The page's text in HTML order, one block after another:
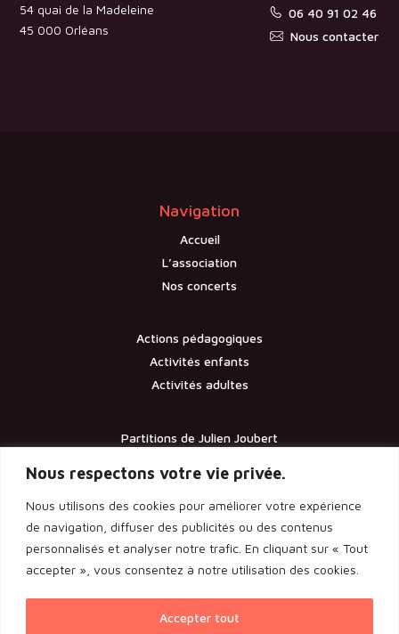
Nous respectons votre vie privée.
Nous utilisons des cookies pour améliorer votre expérience
de navigation, diffuser des publicités ou des contenus
personnalisés et analyser notre trafic. En cliquant sur « Tout
accepter », vous consentez à notre utilisation des cookies.
Accepter tout
54 quai de la Madeleine
45 000 Orléans
06 40 91 02 46
Nous contacter
Navigation
Accueil
L’association
Nos concerts
Actions pédagogiques
Activités enfants
Activités adultes
Partitions de Julien Joubert
Documents
Les statuts de l’association
Licence d’entrepreneur de spectacle
Rapport de l’assemblée générale 2024